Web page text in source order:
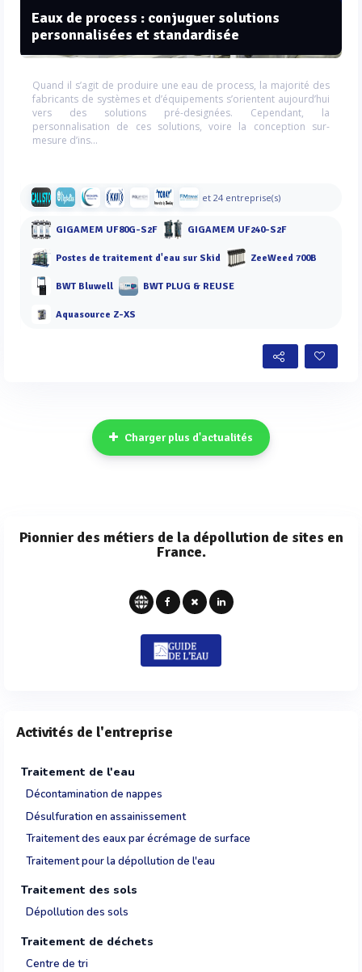
Eaux de process : conjuguer solutions
personnalisées et standardisée
Quand il s’agit de produire une eau de process, la majorité des
fabricants de systèmes et d’équipements s’orientent aujourd’hui
vers des solutions pré-designées. Cependant, la
personnalisation de ces solutions, voire la conception sur-
mesure d’ins...
et 24 entreprise(s)
GIGAMEM UF80G-S2F GIGAMEM UF240-S2F
Postes de traitement d'eau sur Skid ZeeWeed 700B
BWT Bluwell BWT PLUG & REUSE
Aquasource Z-XS
Charger plus d'actualités
Pionnier des métiers de la dépollution de sites en
France.
Activités de l'entreprise
Traitement de l'eau
Décontamination de nappes
Désulfuration en assainissement
Traitement des eaux par écrémage de surface
Traitement pour la dépollution de l'eau
Traitement des sols
Dépollution des sols
Traitement de déchets
Centre de tri